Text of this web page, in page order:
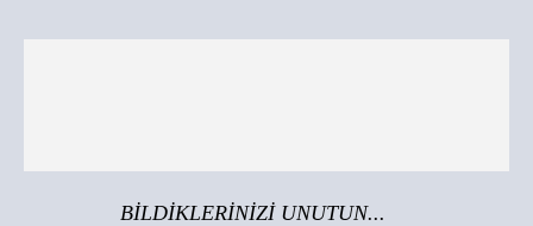
BİLDİKLERİNİZİ UNUTUN...